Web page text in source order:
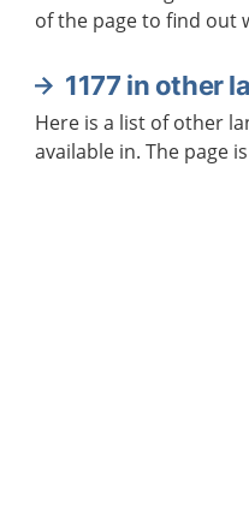
of the page to find out
1177 in other
Here is a list of other
available in. The page